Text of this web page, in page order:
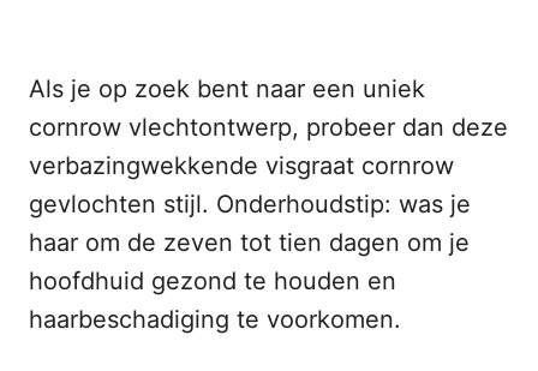
Als je op zoek bent naar een uniek
cornrow vlechtontwerp, probeer dan deze
verbazingwekkende visgraat cornrow
gevlochten stijl. Onderhoudstip: was je
haar om de zeven tot tien dagen om je
hoofdhuid gezond te houden en
haarbeschadiging te voorkomen.